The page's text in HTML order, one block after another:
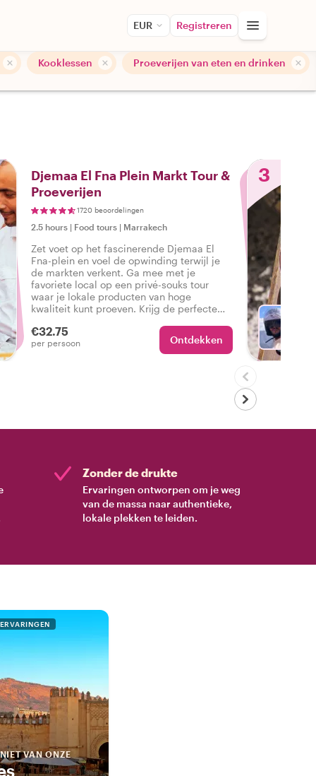
EUR Registreren
Kooklessen Proeverijen van eten en drinken
Djemaa El Fna Plein Markt Tour &
Proeverijen
1720 beoordelingen
2.5 hours | Food tours | Marrakech
Zet voet op het fascinerende Djemaa El
Fna-plein en voel de opwinding terwijl je
de markten verkent. Ga mee met je
favoriete local op een privé-souks tour
waar je lokale producten van hoge
kwaliteit kunt proeven. Krijg de perfecte
Marrakech en enkele van de lekkerste
gerechten!
€32.75
per persoon Ontdekken
3
Zonder de drukte
Ervaringen ontworpen om je weg
van de massa naar authentieke,
lokale plekken te leiden.
VAN ONZE